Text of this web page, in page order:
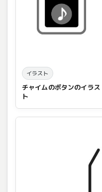
イラスト
チャイムのボタンのイラス
ト